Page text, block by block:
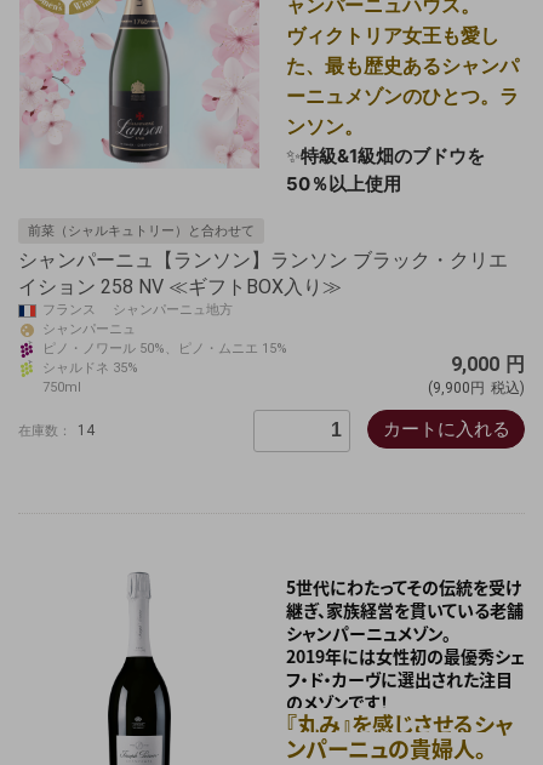
ヴィクトリア女王も愛し
た、最も歴史あるシャンパ
ーニュメゾンのひとつ。ラ
ンソン。
✨特級&1級畑のブドウを
50％以上使用
前菜（シャルキュトリー）と合わせて
シャンパーニュ【ランソン】ランソン ブラック・クリエ
イション 258 NV ≪ギフトBOX入り≫
フランス シャンパーニュ地方
シャンパーニュ
ピノ・ノワール 50%、ピノ・ムニエ 15%
シャルドネ 35%
750ml
9,000 円
(9,900円 税込)
在庫数： 14 カートに入れる
5世代にわたってその伝統を受け
継ぎ、家族経営を貫いている老舗
シャンパーニュメゾン。
2019年には女性初の最優秀シェ
フ・ド・カーヴに選出された注目
のメゾンです！
『丸み』を感じさせるシャ
ンパーニュの貴婦人。